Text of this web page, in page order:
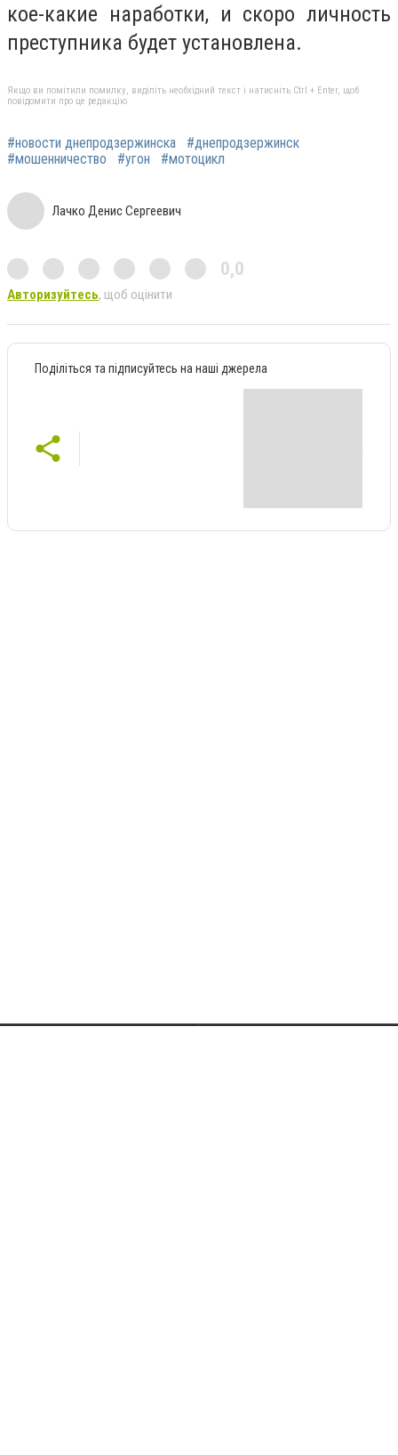
кое-какие наработки, и скоро личность
преступника будет установлена.
Якщо ви помітили помилку, виділіть необхідний текст і натисніть Ctrl + Enter, щоб
повідомити про це редакцію
#новости днепродзержинска
#днепродзержинск
#мошенничество
#угон #мотоцикл
Лачко Денис Сергеевич
0,0
Авторизуйтесь, щоб оцінити
Поділіться та підписуйтесь на наші джерела